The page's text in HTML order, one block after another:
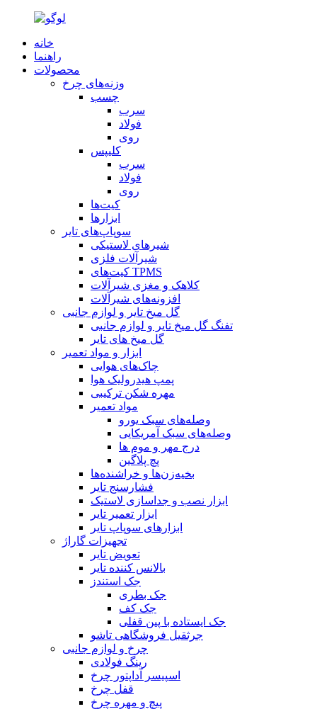
خانه
راهنما
محصولات
وزنه‌های چرخ
چسب
سرب
فولاد
روی
کلیپس
سرب
فولاد
روی
کیت‌ها
ابزارها
سوپاپ‌های تایر
شیرهای لاستیکی
شیرآلات فلزی
کیت‌های TPMS
کلاهک و مغزی شیرآلات
افزونه‌های شیرآلات
گل میخ تایر و لوازم جانبی
تفنگ گل میخ تایر و لوازم جانبی
گل میخ های تایر
ابزار و مواد تعمیر
چاک‌های هوایی
پمپ هیدرولیک هوا
مهره شکن ترکیبی
مواد تعمیر
وصله‌های سبک یورو
وصله‌های سبک آمریکایی
درج مهر و موم ها
پچ پلاگین
بخیه‌زن‌ها و خراشنده‌ها
فشارسنج تایر
ابزار نصب و جداسازی لاستیک
ابزار تعمیر تایر
ابزارهای سوپاپ تایر
تجهیزات گاراژ
تعویض تایر
بالانس کننده تایر
جک استندز
جک بطری
جک کف
جک ایستاده با پین قفلی
جرثقیل فروشگاهی تاشو
چرخ و لوازم جانبی
رینگ فولادی
اسپیسر آداپتور چرخ
قفل چرخ
پیچ و مهره چرخ